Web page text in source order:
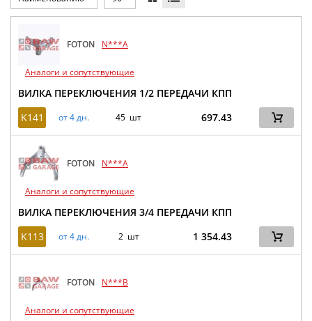
FOTON N***A
Аналоги и сопутствующие
ВИЛКА ПЕРЕКЛЮЧЕНИЯ 1/2 ПЕРЕДАЧИ КПП
K141
от 4 дн. 45 шт 697.43
FOTON N***A
Аналоги и сопутствующие
ВИЛКА ПЕРЕКЛЮЧЕНИЯ 3/4 ПЕРЕДАЧИ КПП
K113
от 4 дн. 2 шт 1 354.43
FOTON N***B
Аналоги и сопутствующие